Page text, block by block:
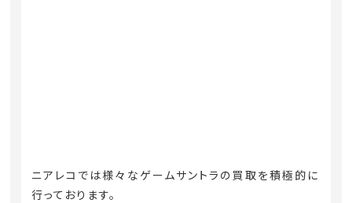
ニアレコでは様々なゲームサントラの買取を積極的に
行っております。